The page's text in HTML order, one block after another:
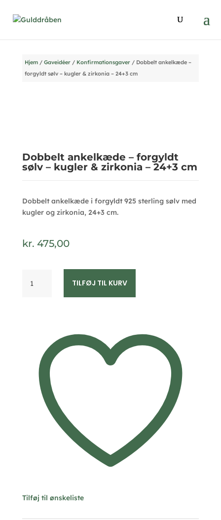
Hjem/ Gaveidéer/ Konfirmationsgaver/ Dobbelt ankelkæde –
forgyldt sølv – kugler & zirkonia – 24+3 cm
Dobbelt ankelkæde – forgyldt
sølv – kugler & zirkonia – 24+3 cm
Dobbelt ankelkæde i forgyldt 925 sterling sølv med
kugler og zirkonia, 24+3 cm.
kr. 475,00
ankelkæde
zirkonia
TILFØJ TIL KURV
Tilføj til ønskeliste